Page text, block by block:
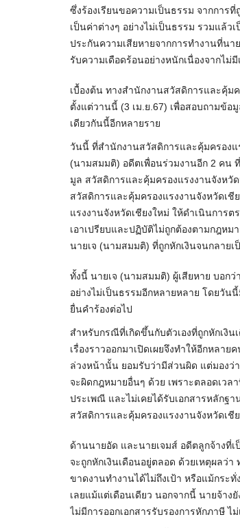
ซึ่งร้องเรียนขอความเป็นธรรม จากการ
เป็นค่าต่างๆ อย่างไม่เป็นธรรม รวมแล้ว
ประกันความเสียหายจากการทำงานที่นา
รับความเดือดร้อนอย่างหนักเนื่องจากไม่
เบื้องต้น ทางสำนักงานสวัสดิการและคุ้ม
ตั้งแต่วานนี้ (3 เม.ย.67) เพื่อสอบถามข้อ
เดียวกันนี้อีกหลายราย
วันนี้ ที่สำนักงานสวัสดิการและคุ้มครอง
(นามสมมติ) อดีตเพื่อนร่วมงานอีก 2 คน
มูล สวัสดิการและคุ้มครองแรงงานจังห
สวัสดิการและคุ้มครองแรงงานจังหวัดเ
แรงงานจังหวัดเชียงใหม่ ให้ดำเนินการ
เอาเปรียบและปฏิบัติไม่ถูกต้องตามกฎห
นายเจ (นามสมมติ) ที่ถูกหักเงินจนกลาย
ทั้งนี้ นายเจ (นามสมมติ) ผู้เสียหาย บอกว่
อย่างไม่เป็นธรรมอีกหลายหลาย โดยวัน
ยื่นคำร้องต่อไป
สำหรับกรณีที่เกิดขึ้นกับตัวเองที่ถูกหักเงิ
เรื่องราวออกมาเปิดเผยจึงทำให้อีกหลา
ล่วงหน้านั้น ยอมรับว่ามีส่วนผิด แต่มองว่
จะผิดกฎหมายอื่นๆ ด้วย เพราะตลอดเวล
ประเพณี และไม่เคยได้รับเอกสารหลักฐ
สวัสดิการและคุ้มครองแรงงานจังหวัดเ
ด้านนายอัด และนายเจมส์ อดีตลูกจ้างที่เ
จะถูกหักเงินเดือนอยู่ตลอด ด้วยเหตุผลว่
ขาดงานทำงานได้ไม่ถึงเป้า หรือแม้กระทั่
เลยแม้แต่เดือนเดียว นอกจากนี้ นายจ้าง
ไม่มีการออกเอกสารรับรองการหักภาษี ไ